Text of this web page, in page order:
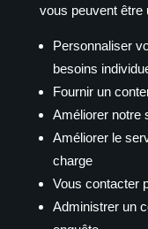
vous peuvent être
Personnaliser
besoins
Fournir un
Améliorer notre
Améliorer le
charge
Vous contacter
Administrer un